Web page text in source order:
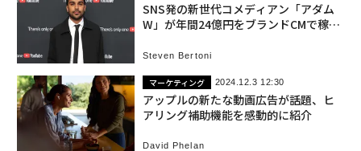
SNS発の新世代コメディアン「アダム
W」が年間24億円をブランドCMで稼げ
Steven Bertoni
マーケティング 2024.12.3 12:30
アップルの新たな動画広告が話題、ヒ
アリング補助機能を感動的に紹介
David Phelan